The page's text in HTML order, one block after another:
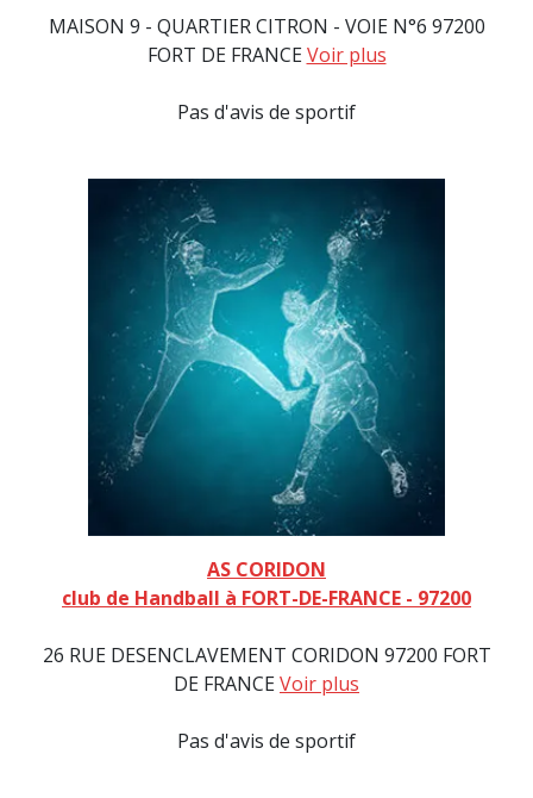
MAISON 9 - QUARTIER CITRON - VOIE N°6 97200
FORT DE FRANCEVoir plus
Pas d'avis de sportif
AS CORIDON
club de Handball à FORT-DE-FRANCE - 97200
26 RUE DESENCLAVEMENT CORIDON 97200 FORT
DE FRANCEVoir plus
Pas d'avis de sportif